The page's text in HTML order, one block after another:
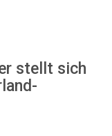
stellt sich